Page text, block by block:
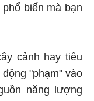
biến mà bạn
cảnh hay tiêu
"phạm" vào
năng lượng